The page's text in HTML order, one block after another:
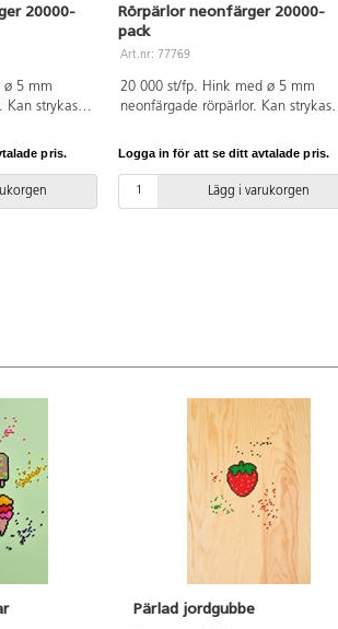
20000-
ø 5 mm
Kan strykas
till
Från 3 år.
pris.
Rörpärlor neonfärger 20000-
pack
Art.nr: 77769
20 000 st/fp. Hink med ø 5 mm
neonfärgade rörpärlor. Kan strykas
Går att använda till pärlplattor. PVC-
0007. Från 3 år.
Logga in för att se ditt avtalade pris.
Lägg i varukorgen
Pärlad jordgubbe